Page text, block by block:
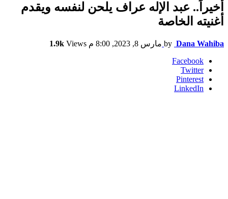
أخيراً.. عبد الإله عراف يلحن لنفسه ويقدم
أغنيته الخاصة
by Dana Wahiba مارس 8, 2023, 8:00 م 1.9k Views
Facebook
Twitter
Pinterest
LinkedIn